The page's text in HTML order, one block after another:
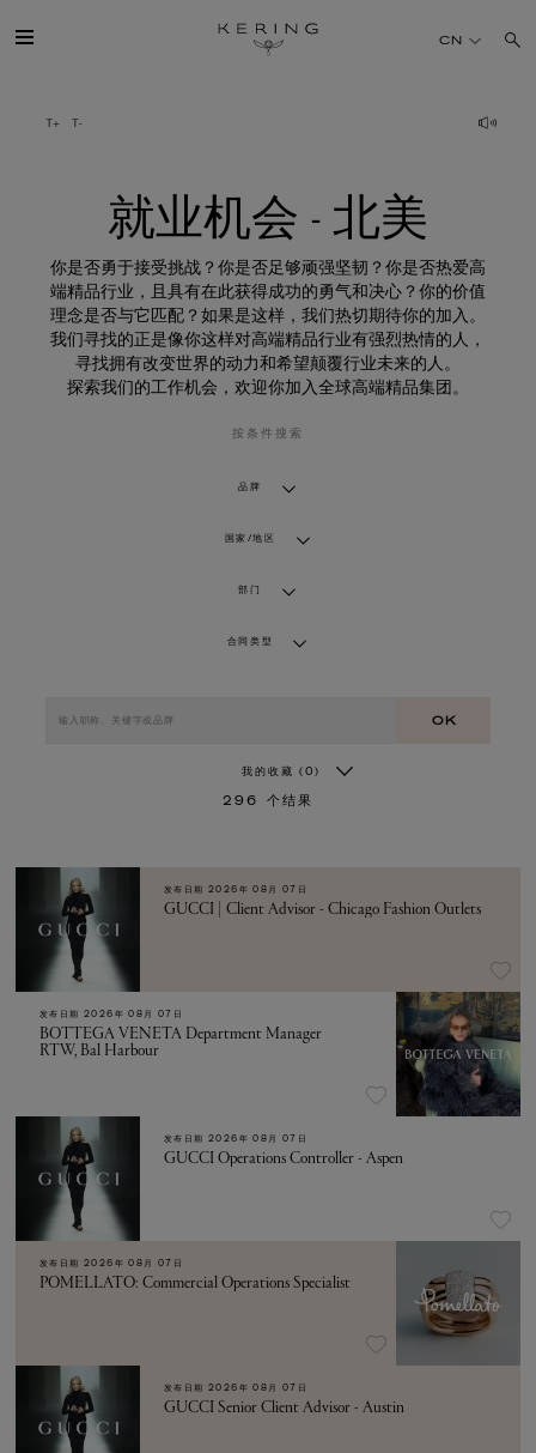
业
机
可持续发展
FINANCE
加入我们
CN
就业机会 - 北美
你是否勇于接受挑战？你是否足够顽强坚韧？你是否热爱高
端精品行业，且具有在此获得成功的勇气和决心？你的价值
理念是否与它匹配？如果是这样，我们热切期待你的加入。
我们寻找的正是像你这样对高端精品行业有强烈热情的人，
寻找拥有改变世界的动力和希望颠覆行业未来的人。
探索我们的工作机会，欢迎你加入全球高端精品集团。
按条件搜索
品牌
国家/地区
部门
合同类型
OK
我的收藏 (0)
296 个结果
发布日期 2026年 08月 07日
GUCCI | Client Advisor - Chicago Fashion Outlets
发布日期 2026年 08月 07日
BOTTEGA VENETA Department Manager
RTW, Bal Harbour
发布日期 2026年 08月 07日
GUCCI Operations Controller - Aspen
发布日期 2026年 08月 07日
POMELLATO: Commercial Operations Specialist
发布日期 2026年 08月 07日
GUCCI Senior Client Advisor - Austin